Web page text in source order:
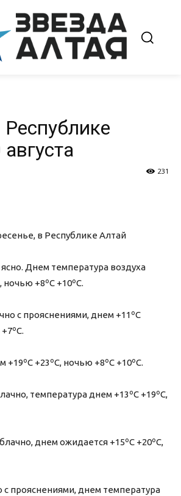
231
в Республике Алтай
Днем температура воздуха
ночью +8ºС +10ºС.
с прояснениями, днем +11ºС
+19ºС +23ºС, ночью +8ºС +10ºС.
температура днем +13ºС +19ºС,
днем ожидается +15ºС +20ºС,
с прояснениями, днем температура